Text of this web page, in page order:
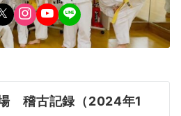
稽古記録（2024年1